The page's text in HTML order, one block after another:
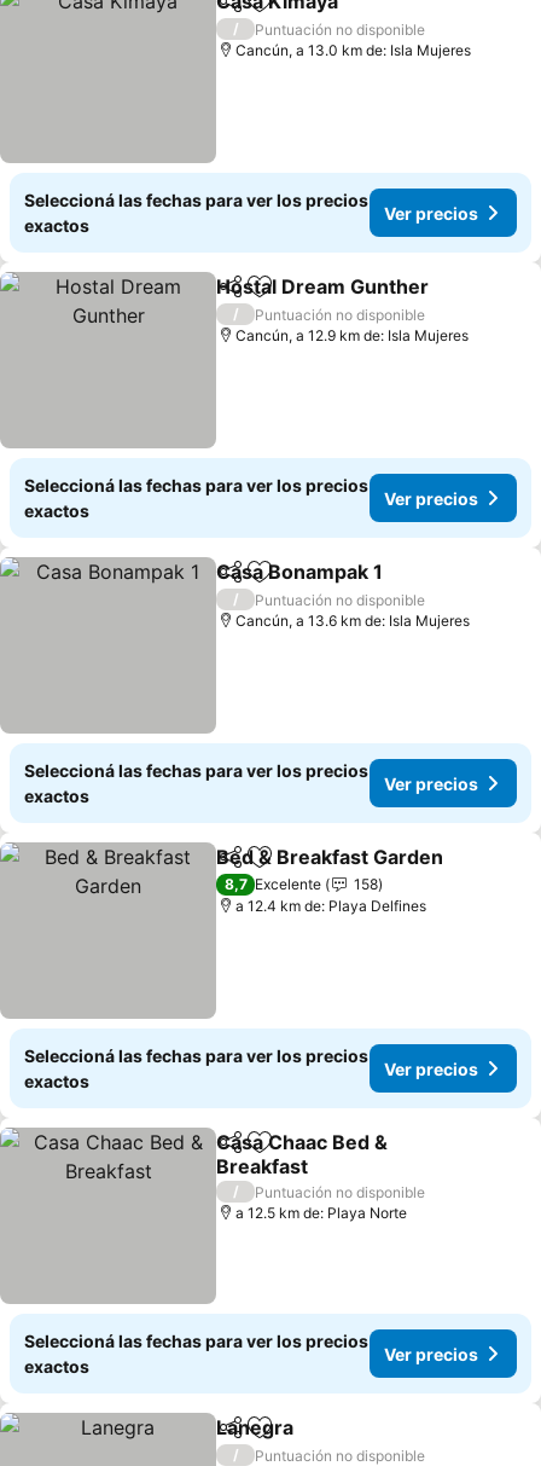
CompartirAñadir a favoritos
/
Puntuación no disponible
Cancún, a 13.0 km de: Isla Mujeres
Seleccioná las fechas para ver los precios
exactos
Ver precios
CompartirAñadir a favoritos
Hostal Dream Gunther
/
Puntuación no disponible
Cancún, a 12.9 km de: Isla Mujeres
Seleccioná las fechas para ver los precios
exactos
Ver precios
CompartirAñadir a favoritos
Casa Bonampak 1
/
Puntuación no disponible
Cancún, a 13.6 km de: Isla Mujeres
Seleccioná las fechas para ver los precios
exactos
Ver precios
CompartirAñadir a favoritos
Bed & Breakfast Garden
8,7 Excelente
158
a 12.4 km de: Playa Delfines
Seleccioná las fechas para ver los precios
exactos
Ver precios
CompartirAñadir a favoritos
Casa Chaac Bed &
Breakfast
/
Puntuación no disponible
a 12.5 km de: Playa Norte
Seleccioná las fechas para ver los precios
exactos
Ver precios
CompartirAñadir a favoritos
Lanegra
/
Puntuación no disponible